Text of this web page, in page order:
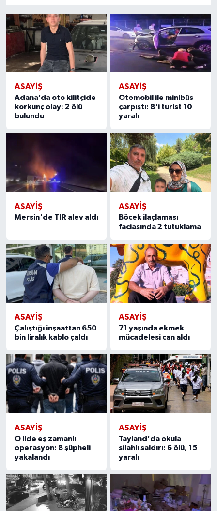
ASAYİŞ
Adana’da oto kilitçide
korkunç olay: 2 ölü
bulundu
ASAYİŞ
Otomobil ile minibüs
çarpıştı: 8'i turist 10
yaralı
ASAYİŞ
Mersin'de TIR alev aldı
ASAYİŞ
Böcek ilaçlaması
faciasında 2 tutuklama
ASAYİŞ
Çalıştığı inşaattan 650
bin liralık kablo çaldı
ASAYİŞ
71 yaşında ekmek
mücadelesi can aldı
ASAYİŞ
O ilde eş zamanlı
operasyon: 8 şüpheli
yakalandı
ASAYİŞ
Tayland'da okula
silahlı saldırı: 6 ölü, 15
yaralı